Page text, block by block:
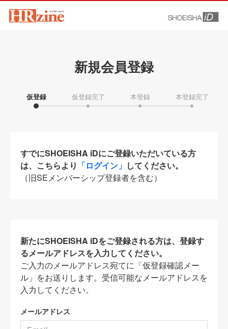
新規会員登録
仮登録 仮登録完了 本登録 本登録完了
すでにSHOEISHA iDにご登録いただいている方
は、こちらより 「ログイン」 してください。
（旧SEメンバーシップ登録者を含む）
新たにSHOEISHA iDをご登録される方は、登録す
るメールアドレスを入力してください。
ご入力のメールアドレス宛てに「仮登録確認メー
ル」をお送りします。受信可能なメールアドレスを
入力してください。
メールアドレス